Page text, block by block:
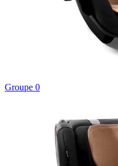
Groupe 0